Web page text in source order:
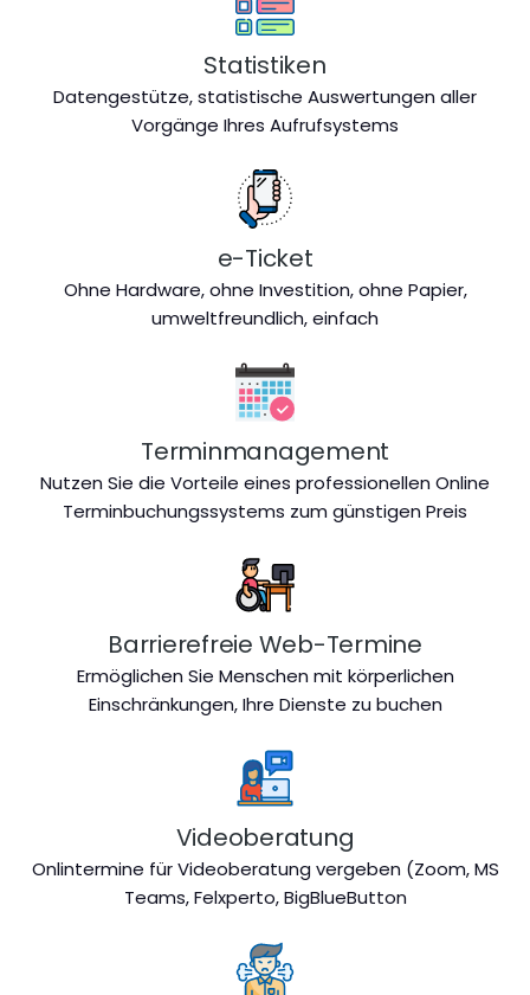
Statistiken
Datengestütze, statistische Auswertungen aller
Vorgänge Ihres Aufrufsystems
e-Ticket
Ohne Hardware, ohne Investition, ohne Papier,
umweltfreundlich, einfach
Terminmanagement
Nutzen Sie die Vorteile eines professionellen Online
Terminbuchungssystems zum günstigen Preis
Barrierefreie Web-Termine
Ermöglichen Sie Menschen mit körperlichen
Einschränkungen, Ihre Dienste zu buchen
Videoberatung
Onlintermine für Videoberatung vergeben (Zoom, MS
Teams, Felxperto, BigBlueButton